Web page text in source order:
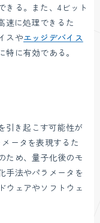
きる。また、4ビット
速に処理できるた
スやエッジデバイス
に有効である。
引き起こす可能性が
ータを表現するた
ため、量子化後のモ
手法やパラメータを
ウェアやソフトウェ